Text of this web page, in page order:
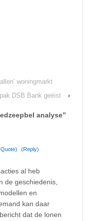
woningmarkt
DSB Bank geëist
›
analyse”
(Reply)
al heb
de geschiedenis,
en
kan daar
dat de lonen